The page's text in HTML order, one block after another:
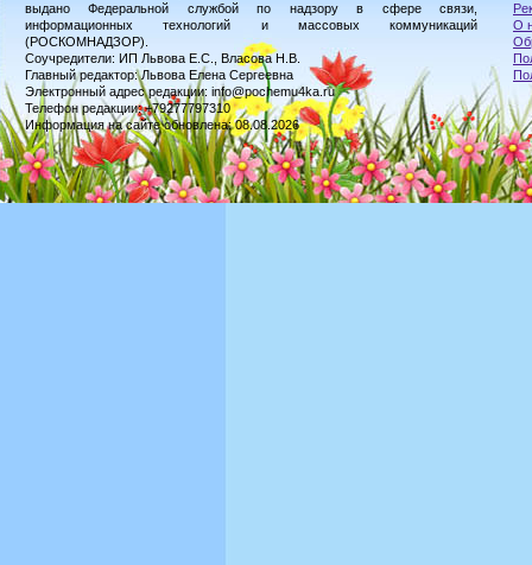
выдано Федеральной службой по надзору в сфере связи,
информационных технологий и массовых коммуникаций
(РОСКОМНАДЗОР).
Соучредители: ИП Львова Е.С., Власова Н.В.
Главный редактор: Львова Елена Сергеевна
Электронный адрес редакции: info@pochemu4ka.ru
Телефон редакции: +79277797310
Информация на сайте обновлена: 08.08.2026
О